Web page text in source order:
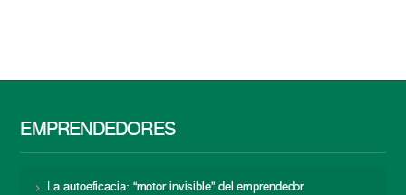
EMPRENDEDORES
La autoeficacia: “motor invisible” del emprendedor